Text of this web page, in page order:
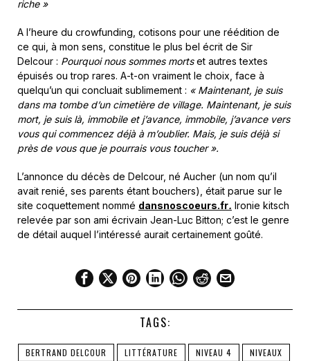
riche »
A l’heure du crowfunding, cotisons pour une réédition de
ce qui, à mon sens, constitue le plus bel écrit de Sir
Delcour : Pourquoi nous sommes mortset autres textes
épuisés ou trop rares. A-t-on vraiment le choix, face à
quelqu’un qui concluait sublimement : « Maintenant, je suis
dans ma tombe d’un cimetière de village. Maintenant, je suis
mort, je suis là, immobile et j’avance, immobile, j’avance vers
vous qui commencez déjà à m’oublier. Mais, je suis déjà si
près de vous que je pourrais vous toucher ».
L’annonce du décès de Delcour, né Aucher (un nom qu’il
avait renié, ses parents étant bouchers), était parue sur le
site coquettement nommé dansnoscoeurs.fr. Ironie kitsch
relevée par son ami écrivain Jean-Luc Bitton; c’est le genre
de détail auquel l’intéressé aurait certainement goûté.
TAGS:
BERTRAND DELCOUR LITTÉRATURE NIVEAU 4 NIVEAUX